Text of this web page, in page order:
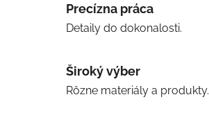
Precízna práca
Detaily do dokonalosti.
Široký výber
Rôzne materiály a produkty.